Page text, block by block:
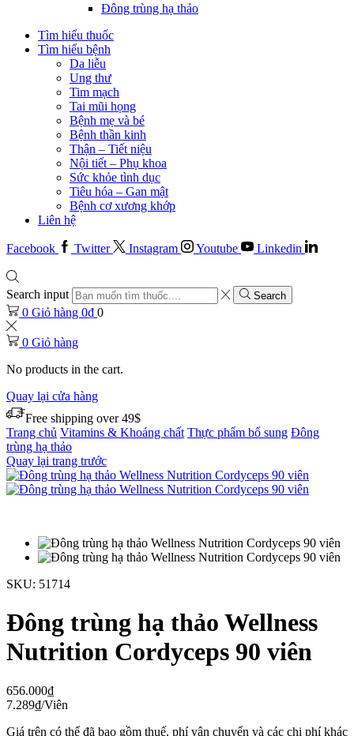
Đông trùng hạ thảo
Tìm hiểu thuốc
Tìm hiểu bệnh
Da liễu
Ung thư
Tim mạch
Tai mũi họng
Bệnh mẹ và bé
Bệnh thần kinh
Thận – Tiết niệu
Nội tiết – Phụ khoa
Sức khỏe tình dục
Tiêu hóa – Gan mật
Bệnh cơ xương khớp
Liên hệ
Facebook Twitter Instagram Youtube Linkedin
Search input Search
0 Giỏ hàng 0₫ 0
0 Giỏ hàng
No products in the cart.
Quay lại cửa hàng
Free shipping over 49$
Trang chủ Vitamins & Khoáng chất Thực phẩm bổ sung Đông
trùng hạ thảo
Quay lại trang trước
SKU: 51714
Đông trùng hạ thảo Wellness
Nutrition Cordyceps 90 viên
656.000₫
7.289₫/Viên
Giá trên có thể đã bao gồm thuế, phí vận chuyển và các chi phí khác